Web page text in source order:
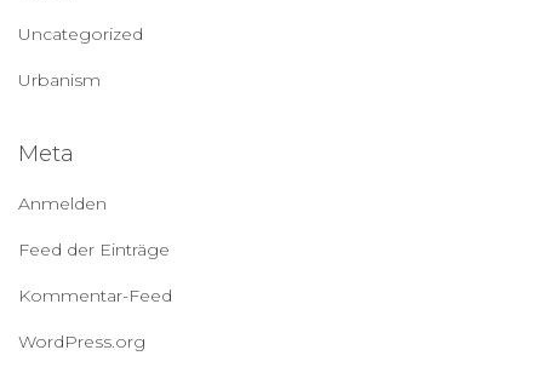
Uncategorized
Urbanism
Meta
Anmelden
Feed der Einträge
Kommentar-Feed
WordPress.org